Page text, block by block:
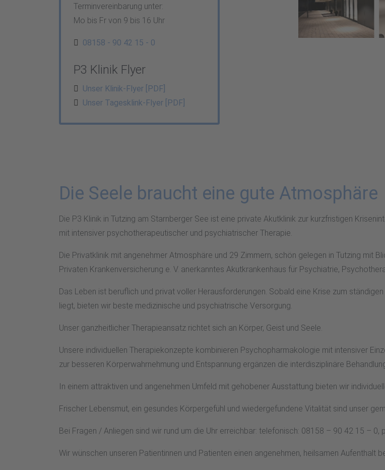
Terminvereinbarung unter:
Mo bis Fr von 9 bis 16 Uhr
08158 - 90 42 15 - 0
P3 Klinik Flyer
Unser Klinik-Flyer [PDF]
Unser Tagesklink-Flyer [PDF]
Die Seele braucht eine gute Atmosphäre
Die P3 Klinik in Tutzing am Starnberger See ist eine private Akutklinik zur kurzfristigen
mit intensiver psychotherapeutischer und psychiatrischer Therapie.
Die Privatklinik mit angenehmer Atmosphäre und 29 Zimmern, schön gelegen in Tutzing mit
Privaten Krankenversicherung e. V. anerkanntes Akutkrankenhaus für Psychiatrie,
Das Leben ist beruflich und privat voller Herausforderungen. Sobald eine Krise zum
liegt, bieten wir beste medizinische und psychiatrische Versorgung.
Unser ganzheitlicher Therapieansatz richtet sich an Körper, Geist und Seele.
Unsere individuellen Therapiekonzepte kombinieren Psychopharmakologie mit intensiver
zur besseren Körperwahrnehmung und Entspannung ergänzen die interdisziplinäre
In einem attraktiven und angenehmen Umfeld mit gehobener Ausstattung bieten wir
Frischer Lebensmut, ein gesundes Körpergefühl und wiedergefundene Vitalität sind unser
Bei Fragen / Anliegen sind wir rund um die Uhr erreichbar: telefonisch: 08158 – 90 42 15 – 0,
Wir wünschen unseren Patientinnen und Patienten einen angenehmen, heilsamen Aufenthalt